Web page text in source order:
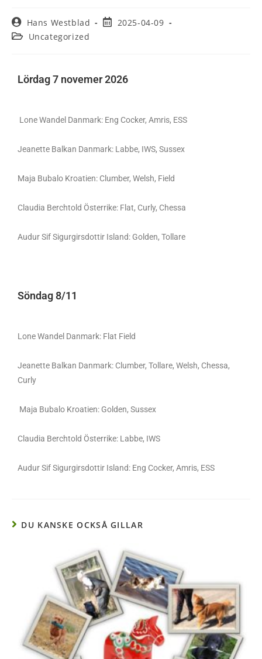
Hans Westblad
2025-04-09
Uncategorized
Lördag 7 novemer 2026
Lone Wandel Danmark: Eng Cocker, Amris, ESS
Jeanette Balkan Danmark: Labbe, IWS, Sussex
Maja Bubalo Kroatien: Clumber, Welsh, Field
Claudia Berchtold Österrike: Flat, Curly, Chessa
Audur Sif Sigurgirsdottir Island: Golden, Tollare
Söndag 8/11
Lone Wandel Danmark: Flat Field
Jeanette Balkan Danmark: Clumber, Tollare, Welsh, Chessa,
Curly
Maja Bubalo Kroatien: Golden, Sussex
Claudia Berchtold Österrike: Labbe, IWS
Audur Sif Sigurgirsdottir Island: Eng Cocker, Amris, ESS
DU KANSKE OCKSÅ GILLAR